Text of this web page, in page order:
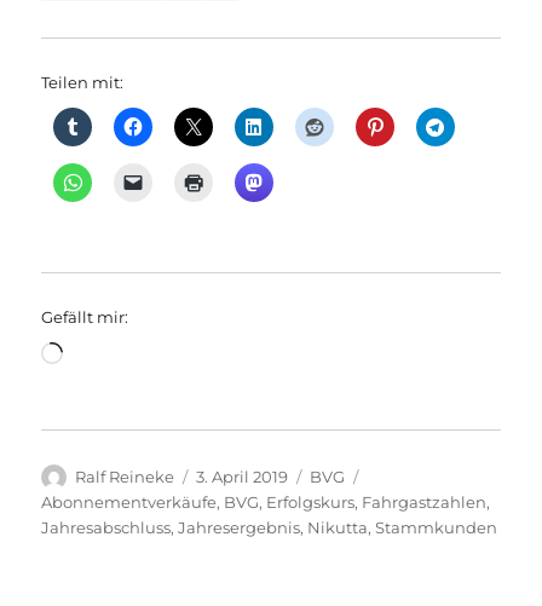
Teilen mit:
Gefällt mir:
Wird
Autor
Ralf Reineke
Veröffentlicht
am
3. April 2019 Kategorien
BVG
Abonnementverkäufe, BVG, Erfolgskurs, Fahrgastzahlen,
Jahresabschluss,Jahresergebnis, Nikutta,Stammkunden